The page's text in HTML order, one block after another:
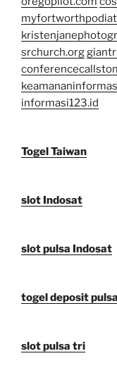
srchurch.org
informasi123.id
Togel Taiwan
slot Indosat
slot pulsa Indosat
togel deposit pulsa
slot pulsa tri